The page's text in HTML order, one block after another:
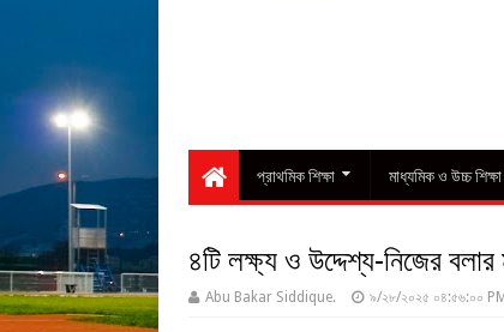
প্রাথমিক শিক্ষা মাধ্যমিক ও উচ্চ শিক্ষা
৪টি লক্ষ্য ও উদ্দেশ্য-নিজের
Abu Bakar Siddique. ৯/২৮/২০২৫ ০৪:৫৬:০০ PM